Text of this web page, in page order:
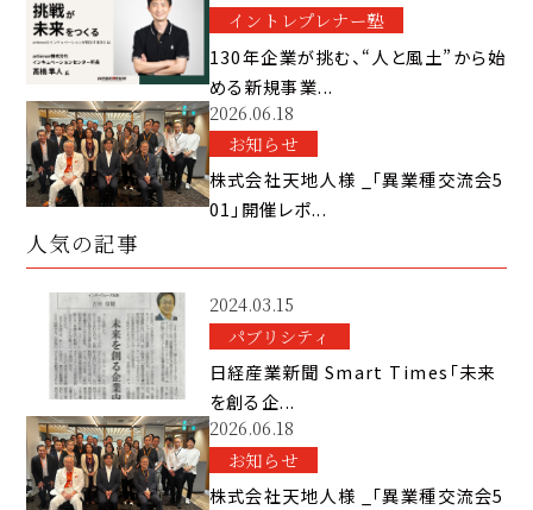
イントレプレナー塾
130年企業が挑む、“人と風土”から始
める新規事業...
2026.06.18
お知らせ
株式会社天地人様 _「異業種交流会5
01」開催レポ...
人気の記事
2024.03.15
パブリシティ
日経産業新聞 Smart Times「未来
を創る企...
2026.06.18
お知らせ
株式会社天地人様 _「異業種交流会5